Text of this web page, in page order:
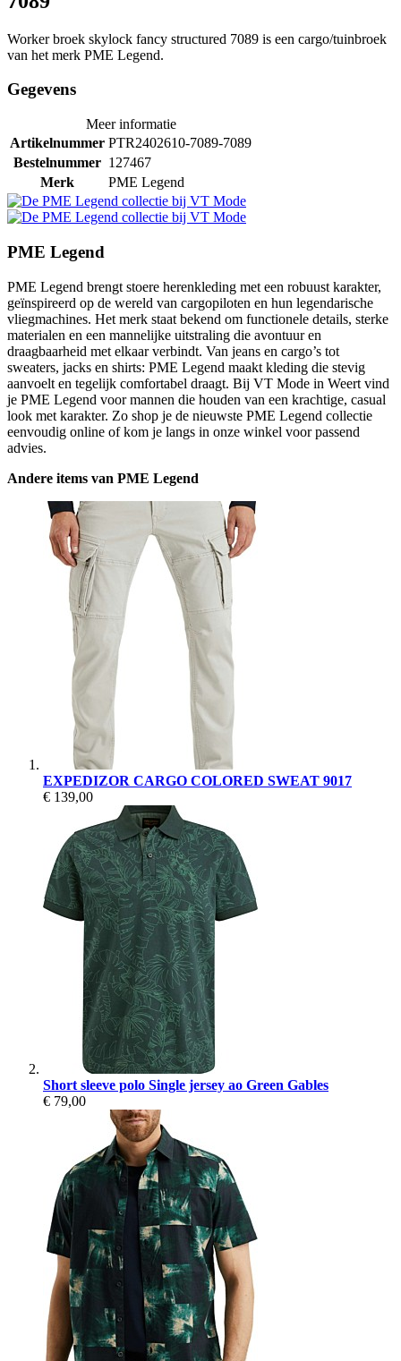
Worker broek skylock fancy structured 7089 is een cargo/tuinbroek
van het merk PME Legend.
Gegevens
Meer informatie
Artikelnummer PTR2402610-7089-7089
Bestelnummer 127467
Merk
PME Legend
PME Legend
PME Legend brengt stoere herenkleding met een robuust karakter,
geïnspireerd op de wereld van cargopiloten en hun legendarische
vliegmachines. Het merk staat bekend om functionele details, sterke
materialen en een mannelijke uitstraling die avontuur en
draagbaarheid met elkaar verbindt. Van jeans en cargo’s tot
sweaters, jacks en shirts: PME Legend maakt kleding die stevig
aanvoelt en tegelijk comfortabel draagt. Bij VT Mode in Weert vind
je PME Legend voor mannen die houden van een krachtige, casual
look met karakter. Zo shop je de nieuwste PME Legend collectie
eenvoudig online of kom je langs in onze winkel voor passend
advies.
Andere items van PME Legend
EXPEDIZOR CARGO COLORED SWEAT 9017
€ 139,00
Short sleeve polo Single jersey ao Green Gables
€ 79,00